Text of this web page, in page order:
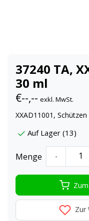
37240 TA,
30 ml
€--,-- exkl. MwSt.
XXAD11001,
Auf Lager (13)
Menge -
Zur